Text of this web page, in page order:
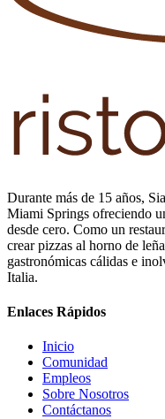
Durante más de 15 años,
Miami Springs ofreciendo
desde cero. Como un
crear pizzas al horno de
gastronómicas cálidas e
Italia.
Enlaces Rápidos
Inicio
Comunidad
Empleos
Sobre Nosotros
Contáctanos